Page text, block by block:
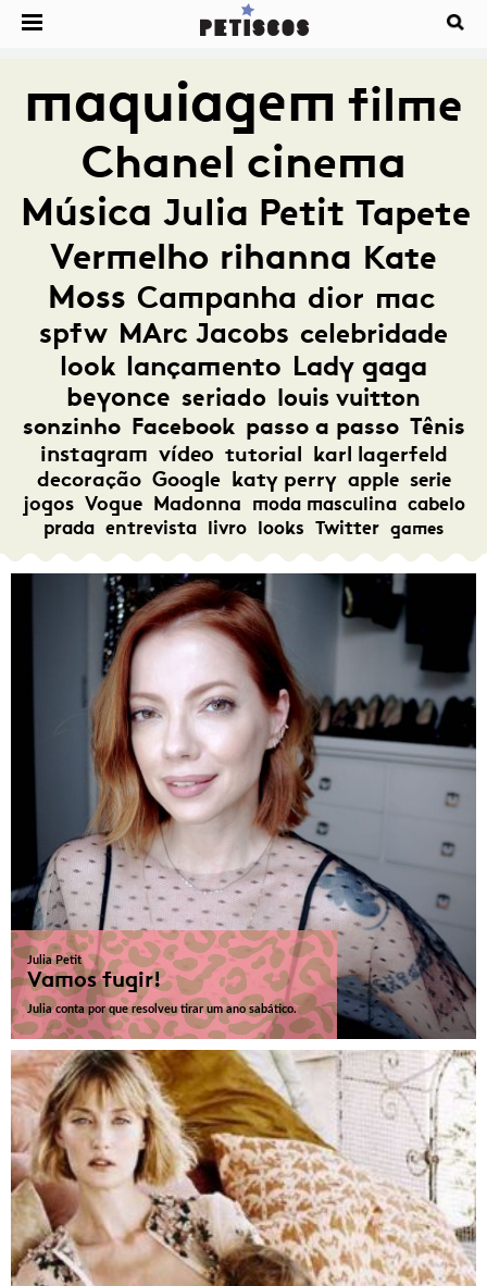
maquiagem filme
Chanel cinema
Música Julia Petit Tapete
Vermelho rihanna Kate
Moss Campanha dior mac
spfw MArc Jacobs celebridade
look lançamento Lady gaga
beyonce seriado louis vuitton
sonzinho Facebook passo a passo Tênis
instagram vídeo tutorial karl lagerfeld
decoração Google katy perry apple serie
jogos Vogue Madonna moda masculina cabelo
prada entrevista livro looks Twitter games
Julia Petit
Vamos fugir!
Julia conta por que resolveu tirar um ano sabático.